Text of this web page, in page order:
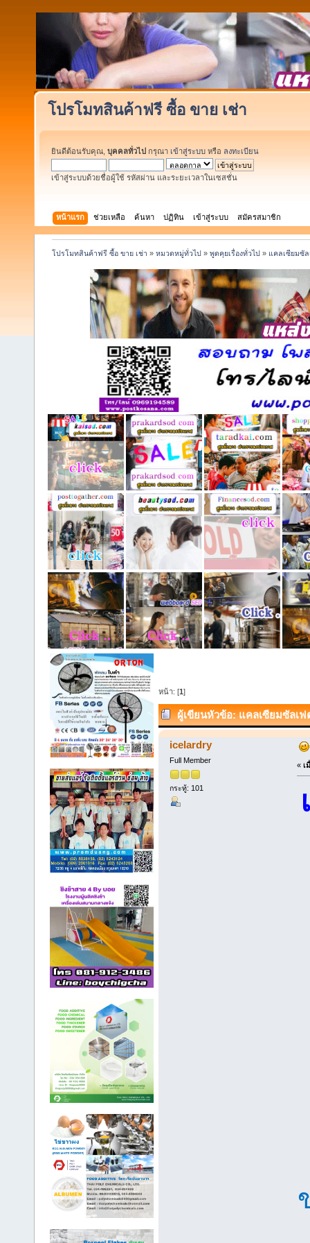
โปรโมทสินค้าฟรี ซื้อ ขาย เช่า
ยินดีต้อนรับคุณ, บุคคลทั่วไป กรุณา เข้าสู่ระบบ หรือ ลงทะเบียน
เข้าสู่ระบบด้วยชื่อผู้ใช้ รหัสผ่าน และระยะเวลาในเซสชั่น
หน้าแรก ช่วยเหลือ ค้นหา ปฏิทิน เข้าสู่ระบบ สมัครสมาชิก
โปรโมทสินค้าฟรี ซื้อ ขาย เช่า »หมวดหมู่ทั่วไป »พูดคุยเรื่องทั่วไป » แคลเซียมซัล
หน้า: [1 ]
ผู้เขียนหัวข้อ: แคลเซียมซัลเฟ
icelardry
Full Member
กระทู้: 101
« เ